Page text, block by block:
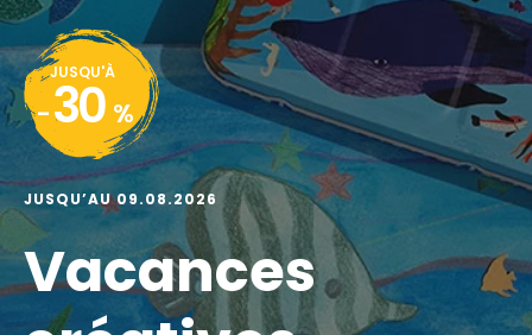
JUSQU'À
- 30 %
JUSQU’AU 09.08.2026
Vacances